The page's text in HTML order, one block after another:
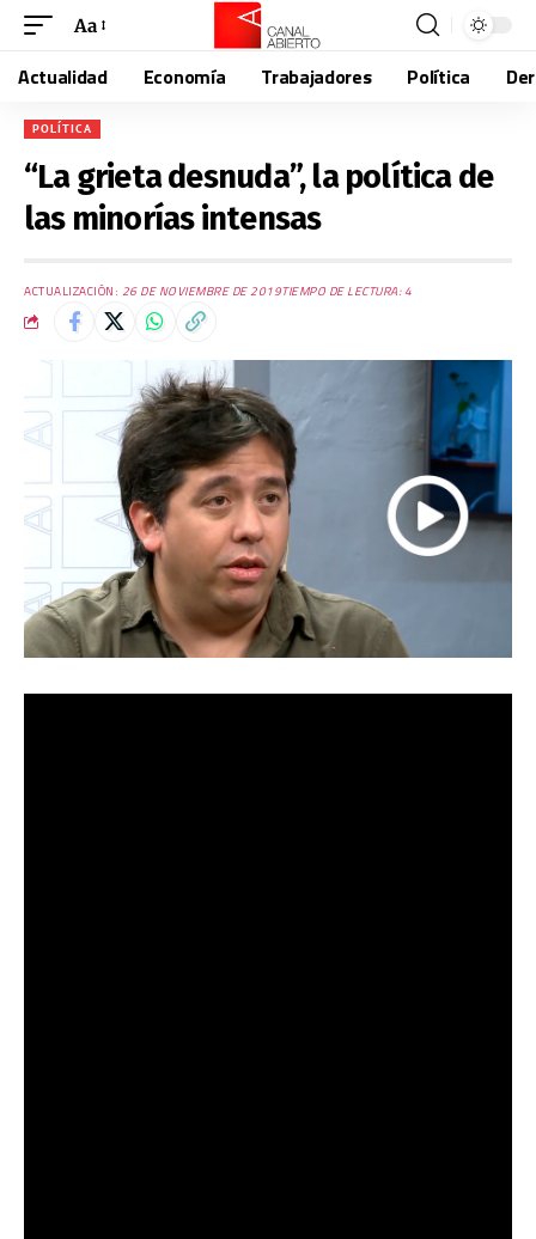
Aa
Actualidad Economía Trabajadores Política
POLÍTICA
“La grieta desnuda”, la política de
las minorías intensas
ACTUALIZACIÓN: 26 DE NOVIEMBRE DE 2019TIEMPO DE LECTURA: 4